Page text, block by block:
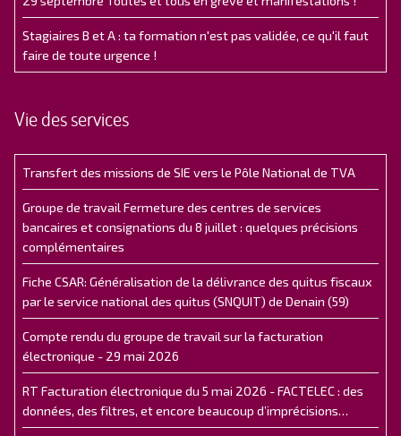
Stagiaires B et A : ta formation n'est pas validée, ce qu'il faut
faire de toute urgence !
Vie des services
Transfert des missions de SIE vers le Pôle National de TVA
Groupe de travail Fermeture des centres de services
bancaires et consignations du 8 juillet : quelques précisions
complémentaires
Fiche CSAR: Généralisation de la délivrance des quitus fiscaux
par le service national des quitus (SNQUIT) de Denain (59)
Compte rendu du groupe de travail sur la facturation
électronique - 29 mai 2026
RT Facturation électronique du 5 mai 2026 - FACTELEC : des
données, des filtres, et encore beaucoup d’imprécisions…